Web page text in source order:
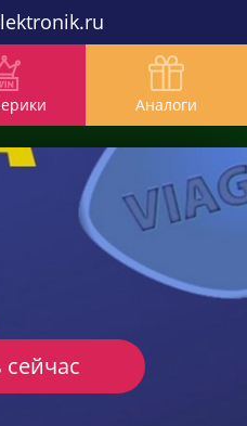
Аналоги
сейчас